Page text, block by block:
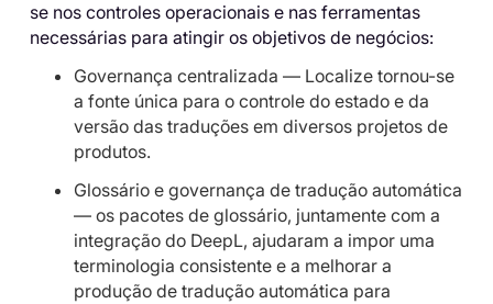
se nos controles operacionais e nas ferramentas
necessárias para atingir os objetivos de negócios:
Governança centralizada — Localize tornou-se
a fonte única para o controle do estado e da
versão das traduções em diversos projetos de
produtos.
Glossário e governança de tradução automática
— os pacotes de glossário, juntamente com a
integração do DeepL, ajudaram a impor uma
terminologia consistente e a melhorar a
produção de tradução automática para